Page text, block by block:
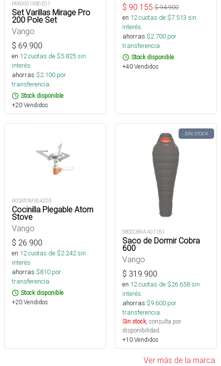
PAX0001XB0Z01
Set Varillas Mirage Pro
200 Pole Set
Vango
$ 69.900
en 12cuotas de $5.825sin
interés
ahorras $2.100 por
transferencia.
Stock disponible
+20 Vendidos
$ 90.155 $94.900
en 12cuotas de $7.513 sin
interés
ahorras $2.700 por
transferencia.
Stock disponible
+40 Vendidos
ACQATOM S04Z05
Cocinilla Plegable Atom
Stove
Vango
$ 26.900
en 12cuotas de $2.242sin
interés
ahorras $810 por
transferencia.
Stock disponible
+20 Vendidos
SIN STOCK
SBQCOBRA A07181
Saco de Dormir Cobra
600
Vango
$ 319.900
en 12cuotas de $26.658sin
interés
ahorras $9.600 por
transferencia.
Sin stock, consulta por
disponibilidad.
+10 Vendidos
Ver más de la marca